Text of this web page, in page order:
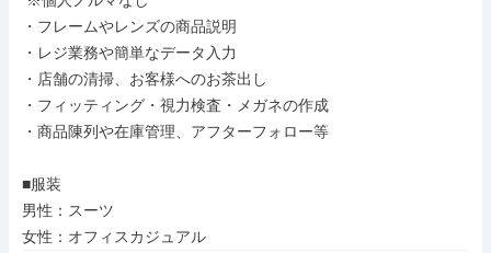
・フレームやレンズの商品説明
・レジ業務や簡単なデータ入力
・店舗の清掃、お客様へのお茶出し
・フィッティング・視力検査・メガネの作成
・商品陳列や在庫管理、アフターフォロー等
■服装
男性：スーツ
女性：オフィスカジュアル